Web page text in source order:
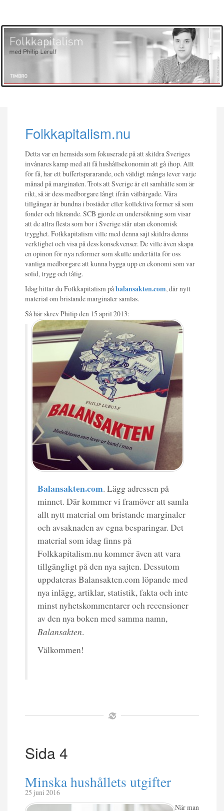
Folkkapitalism.nu
Detta var en hemsida som fokuserade på att skildra Sveriges
invånares kamp med att få hushållsekonomin att gå ihop. Allt
för få, har ett buffertspararande, och väldigt många lever varje
månad på marginalen. Trots att Sverige är ett samhälle som är
rikt, så är dess medborgare långt ifrån välbärgade. Våra
tillgångar är bundna i bostäder eller kollektiva former så som
fonder och liknande. SCB gjorde en undersökning som visar
att de allra flesta som bor i Sverige står utan ekonomisk
trygghet. Folkkapitalism ville med denna sajt skildra denna
verklighet och visa på dess konsekvenser. De ville även skapa
en opinon för nya reformer som skulle underlätta för oss
vanliga medborgare att kunna bygga upp en ekonomi som var
solid, trygg och tålig.
Idag hittar du Folkkapitalism på balansakten.com, där nytt
material om bristande marginaler samlas.
Så här skrev Philip den 15 april 2013:
Balansakten.com. Lägg adressen på
minnet. Där kommer vi framöver att samla
allt nytt material om bristande marginaler
och avsaknaden av egna besparingar. Det
material som idag finns på
Folkkapitalism.nu kommer även att vara
tillgängligt på den nya sajten. Dessutom
uppdateras Balansakten.com löpande med
nya inlägg, artiklar, statistik, fakta och inte
minst nyhetskommentarer och recensioner
av den nya boken med samma namn,
Balansakten.
Välkommen!
Sida 4
Minska hushållets utgifter
25 juni 2016
När man